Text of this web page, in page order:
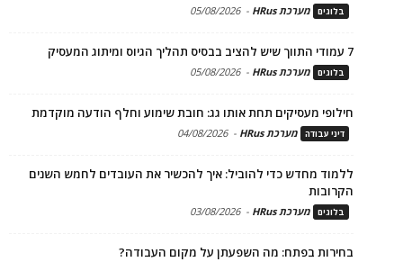
בלוגים מערכת HRus -
05/08/2026
7 עמודי התווך שיש להציב בבסיס תהליך הגיוס ומיתוג המעסיק
בלוגים מערכת HRus -
05/08/2026
חילופי מעסיקים תחת אותו גג: חובת שימוע וחלף הודעה מוקדמת
דיני עבודה מערכת HRus -
04/08/2026
ללמוד מחדש כדי להוביל: איך להכשיר את העובדים לחמש השנים
הקרובות
בלוגים מערכת HRus -
03/08/2026
בחירות בפתח: מה השפעתן על מקום העבודה?